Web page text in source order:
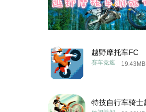
越野摩托车FC
19.43MB
赛车竞速